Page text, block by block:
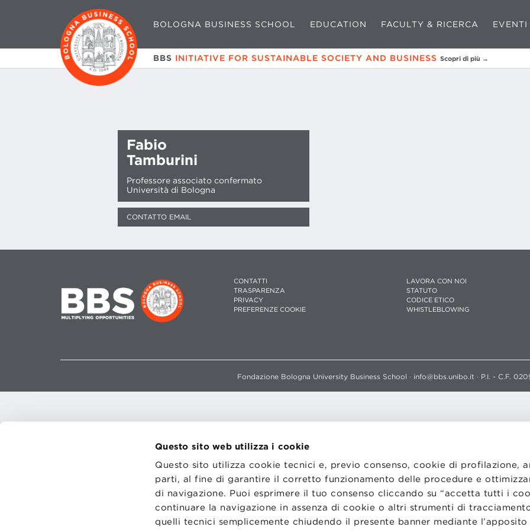
Questo sito web utilizza i cookie
Questo sito utilizza cookie tecnici e, previo consenso, cookie di profilazione,
parti, al fine di garantire il corretto funzionamento delle procedure e
di navigazione. Puoi esprimere il tuo consenso cliccando su “accetta tutti i
continuare la navigazione in assenza di cookie o altri strumenti di
quelli tecnici semplicemente chiudendo il presente banner mediante l’apposito
BOLOGNA BUSINESS SCHOOL EDUCATION FACULTY & RICERCA EVENTI
BBS INITIATIVE FOR SUSTAINABLE SOCIETY AND BUSINESS Scopri di più →
Fabio
Tamburini
Professore associato confermato
Università di Bologna
CONTATTO EMAIL
CONTATTI
TRASPARENZA
PRIVACY
PREFERENZE COOKIE
LAVORA CON NOI
STATUTO
CODICE ETICO
WHISTLEBLOWING
Fondazione Bologna University Business School · info@bbs.unibo.it · P.I. - C.F.